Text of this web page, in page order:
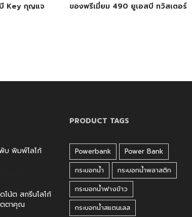
Key กุญแจ ของพรีเมี่ยม 490 ยูเอสบี ทวิสเตอร์
บ พิมพ์โลโก้
โน้ต สกรีนโลโก้
ตตาคุณ
PRODUCT TAGS
Powerbank
Power Bank
กระบอกน้ำ
กระบอกน้ำพลาสติก
กระบอกน้ำฟางข้าว
กระบอกน้ำสแตนเลส